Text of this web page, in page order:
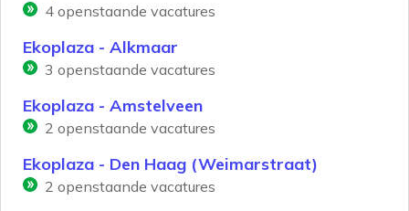
4 openstaande vacatures
Ekoplaza - Alkmaar
3 openstaande vacatures
Ekoplaza - Amstelveen
2 openstaande vacatures
Ekoplaza - Den Haag (Weimarstraat)
2 openstaande vacatures